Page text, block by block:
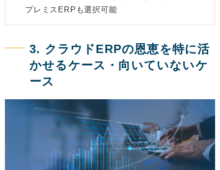
プレミスERPも選択可能
3. クラウドERPの恩恵を特に活
かせるケース・向いていないケ
ース